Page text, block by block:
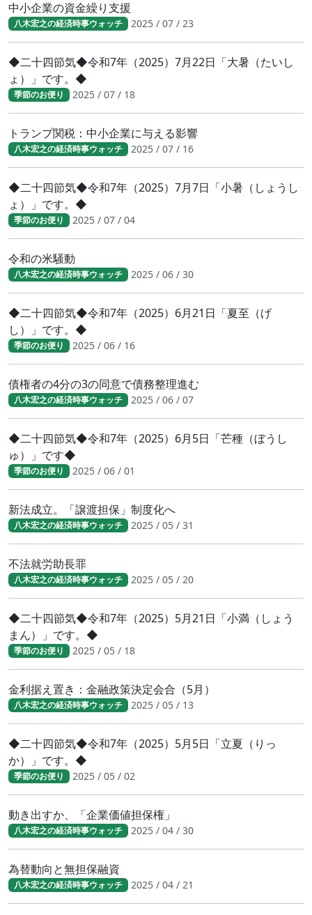
中小企業の資金繰り支援
八木宏之の経済時事ウォッチ 2025 / 07 / 23
◆二十四節気◆令和7年（2025）7月22日「大暑（たいし
ょ）」です。◆
季節のお便り 2025 / 07 / 18
トランプ関税：中小企業に与える影響
八木宏之の経済時事ウォッチ 2025 / 07 / 16
◆二十四節気◆令和7年（2025）7月7日「小暑（しょうし
ょ）」です。◆
季節のお便り 2025 / 07 / 04
令和の米騒動
八木宏之の経済時事ウォッチ 2025 / 06 / 30
◆二十四節気◆令和7年（2025）6月21日「夏至（げ
し）」です。◆
季節のお便り 2025 / 06 / 16
債権者の4分の3の同意で債務整理進む
八木宏之の経済時事ウォッチ 2025 / 06 / 07
◆二十四節気◆令和7年（2025）6月5日「芒種（ぼうし
ゅ）」です◆
季節のお便り 2025 / 06 / 01
新法成立。「譲渡担保」制度化へ
八木宏之の経済時事ウォッチ 2025 / 05 / 31
不法就労助長罪
八木宏之の経済時事ウォッチ 2025 / 05 / 20
◆二十四節気◆令和7年（2025）5月21日「小満（しょう
まん）」です。◆
季節のお便り 2025 / 05 / 18
金利据え置き：金融政策決定会合（5月）
八木宏之の経済時事ウォッチ 2025 / 05 / 13
◆二十四節気◆令和7年（2025）5月5日「立夏（りっ
か）」です。◆
季節のお便り 2025 / 05 / 02
動き出すか、「企業価値担保権」
八木宏之の経済時事ウォッチ 2025 / 04 / 30
為替動向と無担保融資
八木宏之の経済時事ウォッチ 2025 / 04 / 21